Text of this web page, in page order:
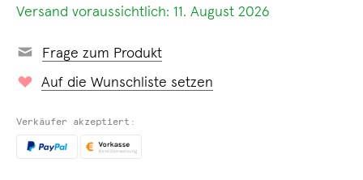
Versand voraussichtlich: 11. August 2026
Frage zum Produkt
Auf die Wunschliste setzen
Verkäufer akzeptiert: